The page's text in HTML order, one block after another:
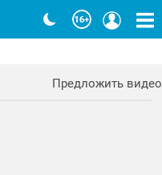
Предложить видео